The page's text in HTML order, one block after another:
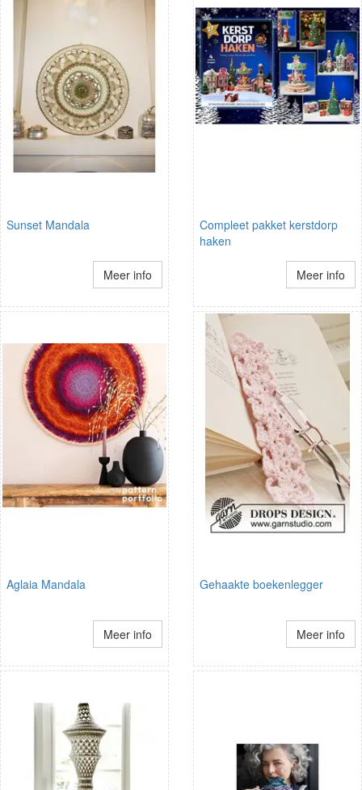
Sunset Mandala
Meer info
Compleet pakket kerstdorp
haken
Meer info
Aglaia Mandala
Meer info
Gehaakte boekenlegger
Meer info